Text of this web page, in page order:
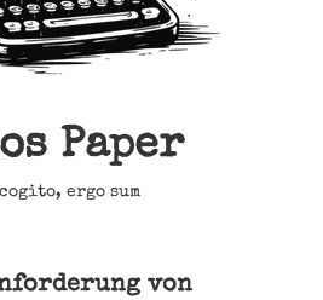
Paper
ergo sum
von